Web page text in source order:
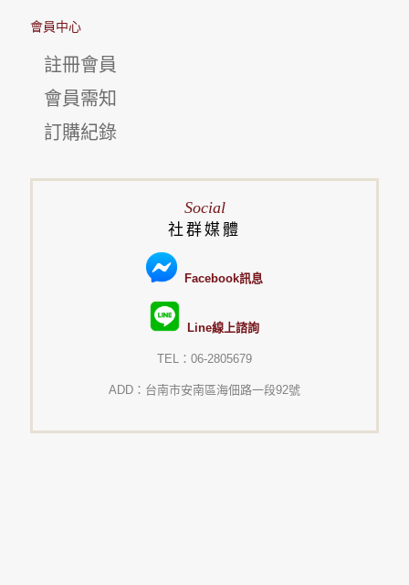
會員中心
註冊會員
會員需知
訂購紀錄
Social
社群媒體
Facebook訊息
Line線上諮詢
TEL：06-2805679
ADD：台南市安南區海佃路一段92號